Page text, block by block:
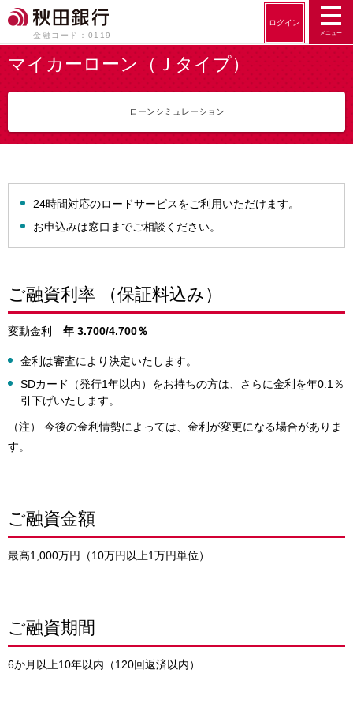
メニュー
ログイン
金融コード：0119
マイカーローン（Ｊタイプ）
ローンシミュレーション
24時間対応のロードサービスをご利用いただけます。
お申込みは窓口までご相談ください。
ご融資利率 （保証料込み）
変動金利 年 3.700/4.700％
金利は審査により決定いたします。
SDカード（発行1年以内）をお持ちの方は、さらに金利を年0.1％
引下げいたします。
（注） 今後の金利情勢によっては、金利が変更になる場合がありま
す。
ご融資金額
最高1,000万円（10万円以上1万円単位）
ご融資期間
6か月以上10年以内（120回返済以内）